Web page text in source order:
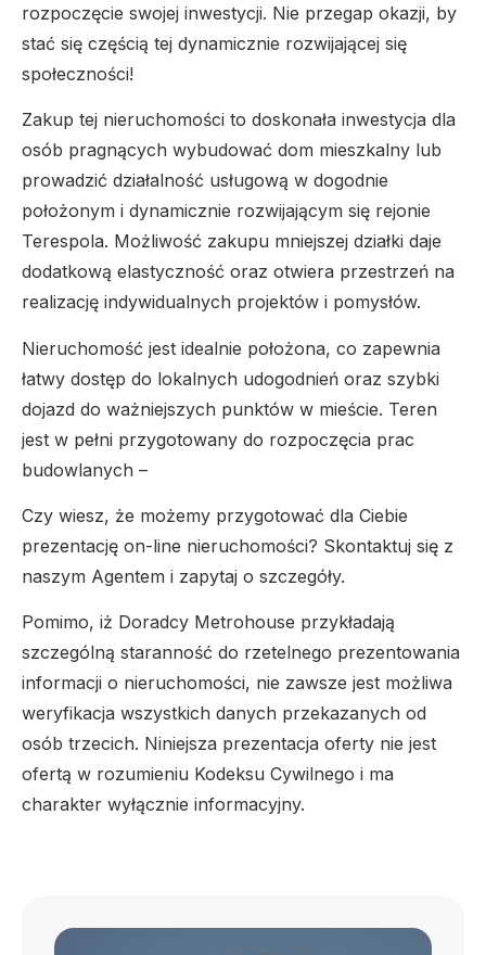
rozpoczęcie swojej inwestycji. Nie przegap okazji, by
stać się częścią tej dynamicznie rozwijającej się
społeczności!
Zakup tej nieruchomości to doskonała inwestycja dla
osób pragnących wybudować dom mieszkalny lub
prowadzić działalność usługową w dogodnie
położonym i dynamicznie rozwijającym się rejonie
Terespola. Możliwość zakupu mniejszej działki daje
dodatkową elastyczność oraz otwiera przestrzeń na
realizację indywidualnych projektów i pomysłów.
Nieruchomość jest idealnie położona, co zapewnia
łatwy dostęp do lokalnych udogodnień oraz szybki
dojazd do ważniejszych punktów w mieście. Teren
jest w pełni przygotowany do rozpoczęcia prac
budowlanych –
Czy wiesz, że możemy przygotować dla Ciebie
prezentację on-line nieruchomości? Skontaktuj się z
naszym Agentem i zapytaj o szczegóły.
Pomimo, iż Doradcy Metrohouse przykładają
szczególną staranność do rzetelnego prezentowania
informacji o nieruchomości, nie zawsze jest możliwa
weryfikacja wszystkich danych przekazanych od
osób trzecich. Niniejsza prezentacja oferty nie jest
ofertą w rozumieniu Kodeksu Cywilnego i ma
charakter wyłącznie informacyjny.